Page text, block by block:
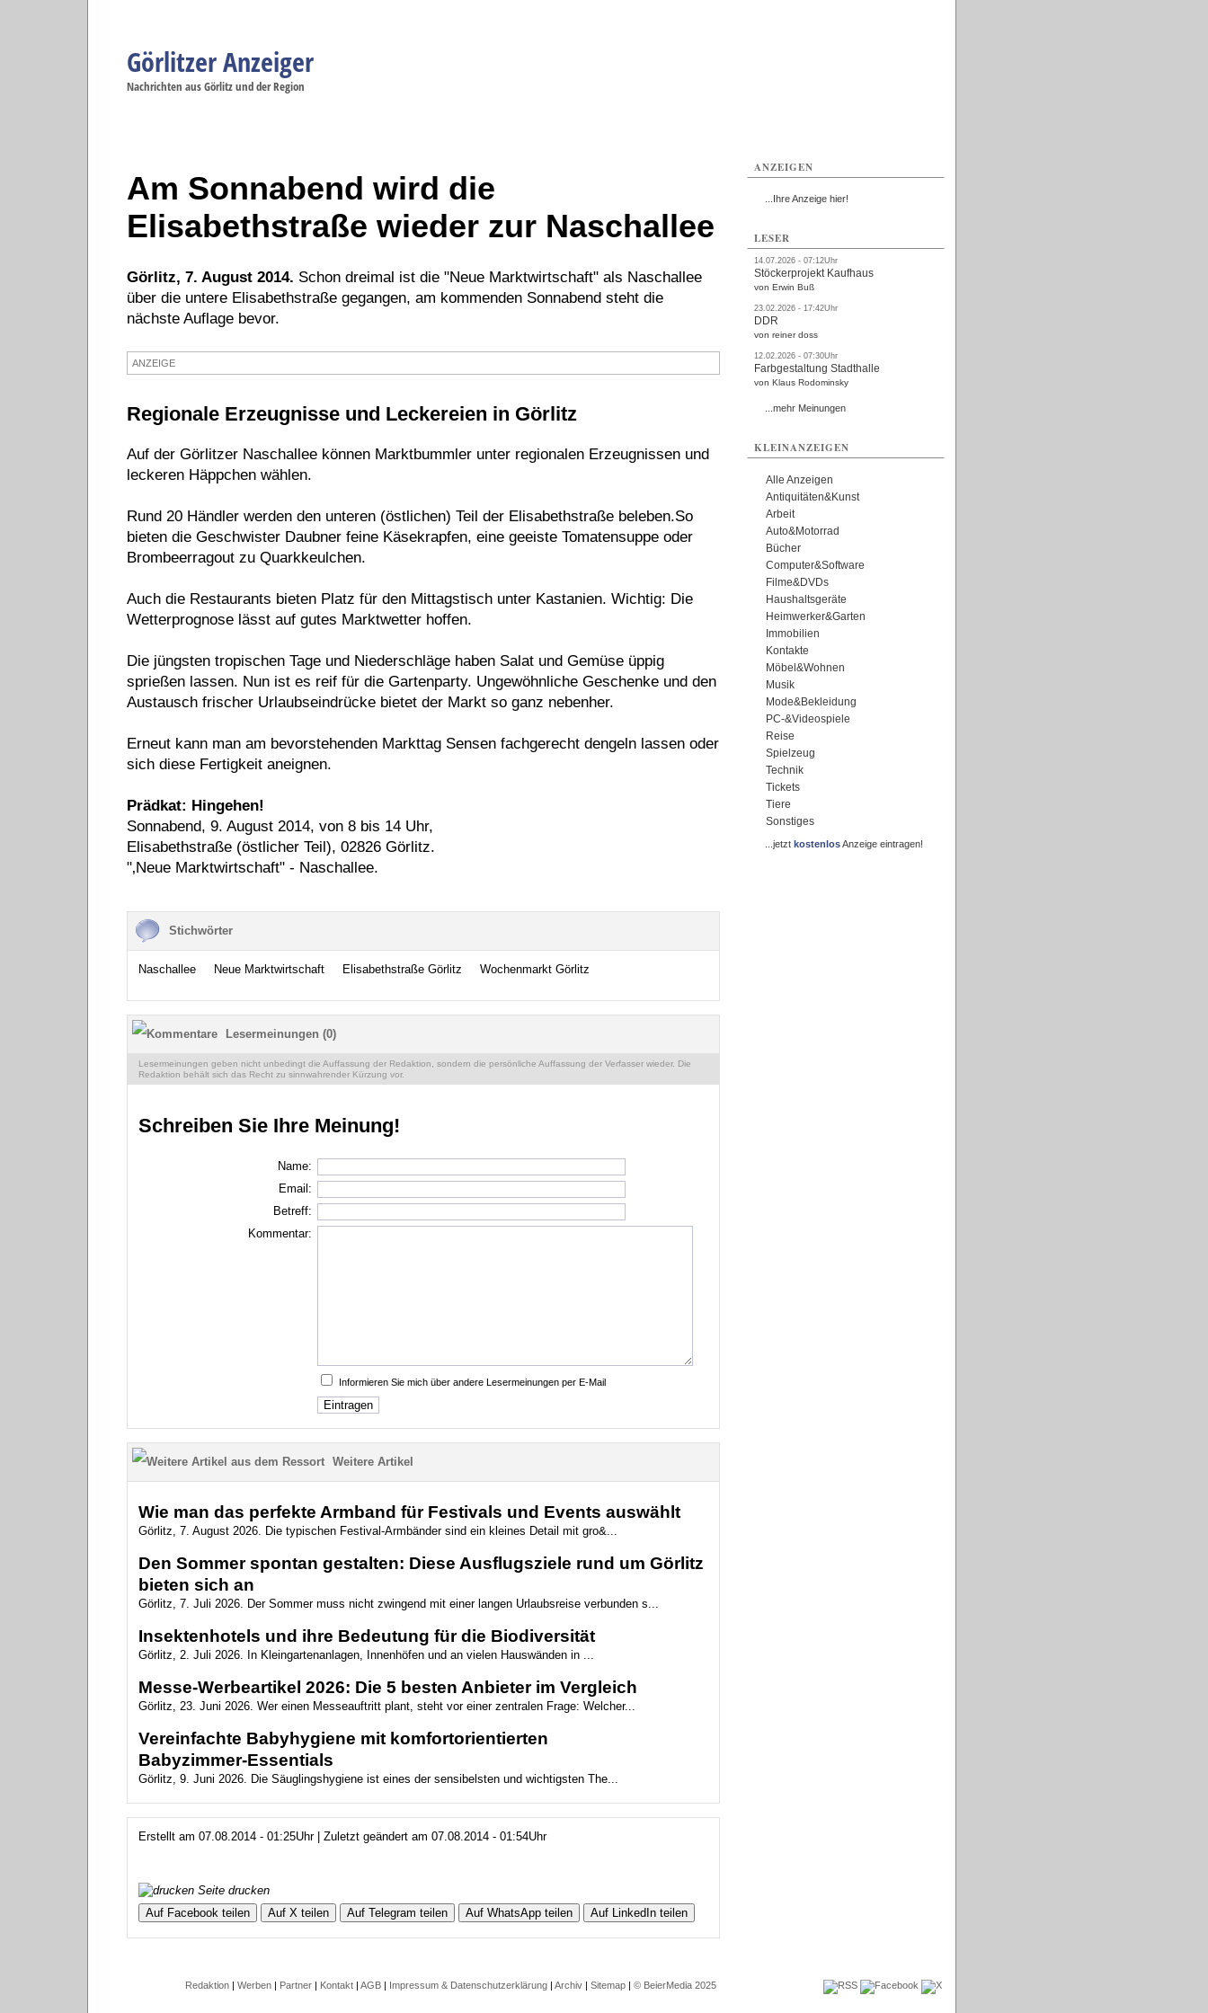
Görlitzer Anzeiger
Nachrichten aus Görlitz und der Region
Am Sonnabend wird die
Elisabethstraße wieder zur Naschallee
Görlitz, 7. August 2014. Schon dreimal ist die "Neue Marktwirtschaft" als Naschallee
über die untere Elisabethstraße gegangen, am kommenden Sonnabend steht die
nächste Auflage bevor.
ANZEIGE
Regionale Erzeugnisse und Leckereien in Görlitz
Auf der Görlitzer Naschallee können Marktbummler unter regionalen Erzeugnissen und
leckeren Häppchen wählen.
Rund 20 Händler werden den unteren (östlichen) Teil der Elisabethstraße beleben.So
bieten die Geschwister Daubner feine Käsekrapfen, eine geeiste Tomatensuppe oder
Brombeerragout zu Quarkkeulchen.
Auch die Restaurants bieten Platz für den Mittagstisch unter Kastanien. Wichtig: Die
Wetterprognose lässt auf gutes Marktwetter hoffen.
Die jüngsten tropischen Tage und Niederschläge haben Salat und Gemüse üppig
sprießen lassen. Nun ist es reif für die Gartenparty. Ungewöhnliche Geschenke und den
Austausch frischer Urlaubseindrücke bietet der Markt so ganz nebenher.
Erneut kann man am bevorstehenden Markttag Sensen fachgerecht dengeln lassen oder
sich diese Fertigkeit aneignen.
Prädkat: Hingehen!
Sonnabend, 9. August 2014, von 8 bis 14 Uhr,
Elisabethstraße (östlicher Teil), 02826 Görlitz.
"‚Neue Marktwirtschaft" - Naschallee.
Stichwörter
Naschallee Neue Marktwirtschaft Elisabethstraße Görlitz Wochenmarkt Görlitz
Lesermeinungen (0)
Lesermeinungen geben nicht unbedingt die Auffassung der Redaktion, sondern die persönliche Auffassung der Verfasser wieder. Die
Redaktion behält sich das Recht zu sinnwahrender Kürzung vor.
Schreiben Sie Ihre Meinung!
Name:
Email:
Betreff:
Kommentar:
Informieren Sie mich über andere Lesermeinungen per E-Mail
Weitere Artikel
Wie man das perfekte Armband für Festivals und Events auswählt
Görlitz, 7. August 2026. Die typischen Festival-Armbänder sind ein kleines Detail mit gro&...
Den Sommer spontan gestalten: Diese Ausflugsziele rund um Görlitz
bieten sich an
Görlitz, 7. Juli 2026. Der Sommer muss nicht zwingend mit einer langen Urlaubsreise verbunden s...
Insektenhotels und ihre Bedeutung für die Biodiversität
Görlitz, 2. Juli 2026. In Kleingartenanlagen, Innenhöfen und an vielen Hauswänden in ...
Messe-Werbeartikel 2026: Die 5 besten Anbieter im Vergleich
Görlitz, 23. Juni 2026. Wer einen Messeauftritt plant, steht vor einer zentralen Frage: Welcher...
Vereinfachte Babyhygiene mit komfortorientierten
Babyzimmer‑Essentials
Görlitz, 9. Juni 2026. Die Säuglingshygiene ist eines der sensibelsten und wichtigsten The...
Erstellt am 07.08.2014 - 01:25Uhr | Zuletzt geändert am 07.08.2014 - 01:54Uhr
Seite drucken
Auf Facebook teilen
Auf X teilen Auf Telegram teilen Auf WhatsApp teilen Auf LinkedIn teilen
ANZEIGEN
...Ihre Anzeige hier!
LESER
14.07.2026 - 07:12Uhr
Stöckerprojekt Kaufhaus
von Erwin Buß
23.02.2026 - 17:42Uhr
DDR
von reiner doss
12.02.2026 - 07:30Uhr
Farbgestaltung Stadthalle
von Klaus Rodominsky
...mehr Meinungen
KLEINANZEIGEN
Alle Anzeigen
Antiquitäten&Kunst
Arbeit
Auto&Motorrad
Bücher
Computer&Software
Filme&DVDs
Haushaltsgeräte
Heimwerker&Garten
Immobilien
Kontakte
Möbel&Wohnen
Musik
Mode&Bekleidung
PC-&Videospiele
Reise
Spielzeug
Technik
Tickets
Tiere
Sonstiges
...jetzt kostenlosAnzeige eintragen!
Redaktion | Werben | Partner | Kontakt | AGB | Impressum & Datenschutzerklärung | Archiv | Sitemap | © BeierMedia 2025